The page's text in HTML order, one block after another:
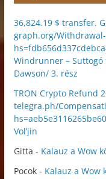
36,824.19 $ transfer.
graph.org/
Windrunner –
Dawson/ 3. rész
TRON Crypto Refund
telegra.ph/
Vol’jin
Gitta - Kalauz a Wow
Pocok- Kalauz a Wow